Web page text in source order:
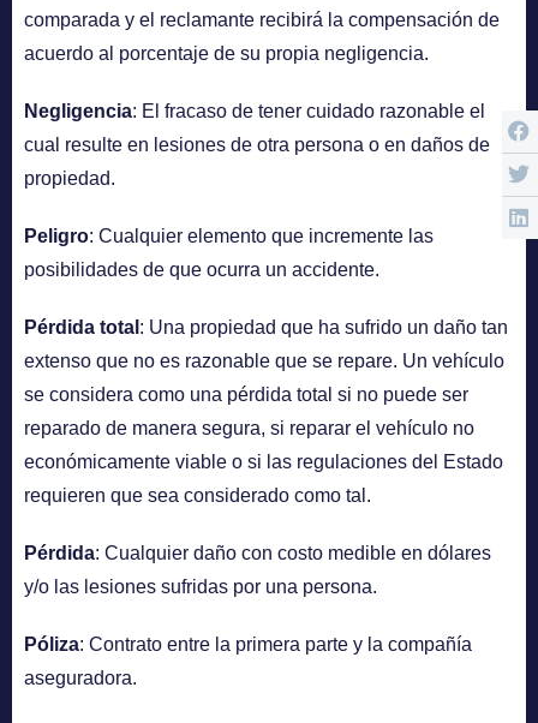
comparada y el reclamante recibirá la compensación de
acuerdo al porcentaje de su propia negligencia.
Negligencia: El fracaso de tener cuidado razonable el
cual resulte en lesiones de otra persona o en daños de
propiedad.
Peligro: Cualquier elemento que incremente las
posibilidades de que ocurra un accidente.
Pérdida total : Una propiedad que ha sufrido un daño tan
extenso que no es razonable que se repare. Un vehículo
se considera como una pérdida total si no puede ser
reparado de manera segura, si reparar el vehículo no
económicamente viable o si las regulaciones del Estado
requieren que sea considerado como tal.
Pérdida: Cualquier daño con costo medible en dólares
y/o las lesiones sufridas por una persona.
Póliza: Contrato entre la primera parte y la compañía
aseguradora.